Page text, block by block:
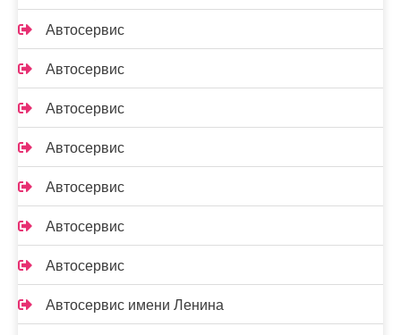
Автосервис
Автосервис
Автосервис
Автосервис
Автосервис
Автосервис
Автосервис
Автосервис имени Ленина